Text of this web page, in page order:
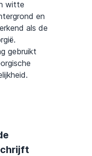
witte
en
als de
gebruikt